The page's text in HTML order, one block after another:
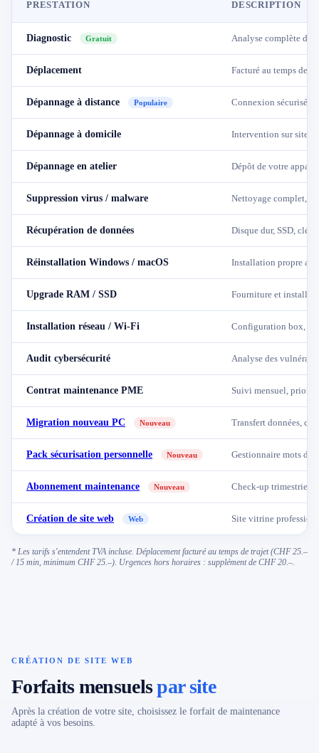
PRESTATION DESCRIPTION
Diagnostic Gratuit Analyse complète du
Déplacement Facturé au temps de
Dépannage à distance Populaire Connexion sécurisée
Dépannage à domicile Intervention sur site ·
Dépannage en atelier Dépôt de votre
Suppression virus / malware Nettoyage complet,
Récupération de données Disque dur, SSD, clé
Réinstallation Windows / macOS Installation propre
Upgrade RAM / SSD Fourniture et
Installation réseau / Wi-Fi Configuration box,
Audit cybersécurité Analyse des
Contrat maintenance PME Suivi mensuel,
Migration nouveau PC Nouveau Transfert données,
Pack sécurisation personnelle Nouveau Gestionnaire mots de
Abonnement maintenance Nouveau Check-up trimestriel,
Création de site web Web Site vitrine
* Les tarifs s'entendent TVA incluse. Déplacement facturé au temps de trajet (CHF 25.–
/ 15 min, minimum CHF 25.–). Urgences hors horaires : supplément de CHF 20.–.
CRÉATION DE SITE WEB
Forfaits mensuelspar site
Après la création de votre site, choisissez le forfait de maintenance
adapté à vos besoins.